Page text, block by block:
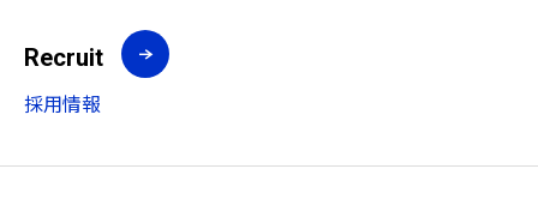
Recruit
採用情報